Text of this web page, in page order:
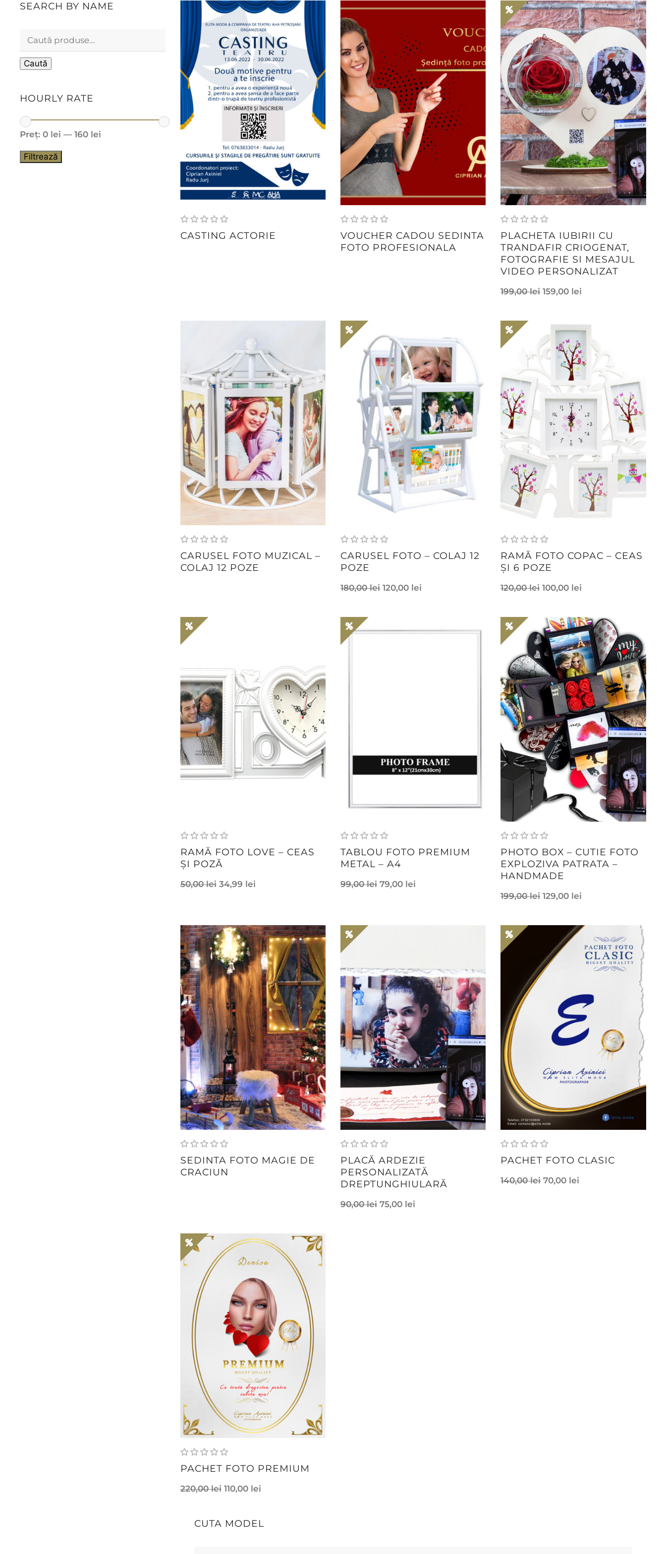
SEARCH BY NAME
Caută
HOURLY RATE
Filtrează
Preț:0 lei —160 lei
CASTING ACTORIE
VOUCHER CADOU SEDINTA
FOTO PROFESIONALA
PLACHETA IUBIRII CU
TRANDAFIR CRIOGENAT,
FOTOGRAFIE SI MESAJUL
VIDEO PERSONALIZAT
199,00lei 159,00 lei
CARUSEL FOTO MUZICAL –
COLAJ 12 POZE
CARUSEL FOTO – COLAJ 12
POZE
180,00lei 120,00 lei
RAMĂ FOTO COPAC – CEAS
ȘI 6 POZE
120,00lei 100,00 lei
RAMĂ FOTO LOVE – CEAS
ȘI POZĂ
50,00lei 34,99 lei
TABLOU FOTO PREMIUM
METAL – A4
99,00lei 79,00 lei
PHOTO BOX – CUTIE FOTO
EXPLOZIVA PATRATA –
HANDMADE
199,00lei 129,00 lei
SEDINTA FOTO MAGIE DE
CRACIUN
PLACĂ ARDEZIE
PERSONALIZATĂ
DREPTUNGHIULARĂ
90,00lei 75,00 lei
PACHET FOTO CLASIC
140,00lei 70,00 lei
PACHET FOTO PREMIUM
220,00lei 110,00 lei
CUTA MODEL